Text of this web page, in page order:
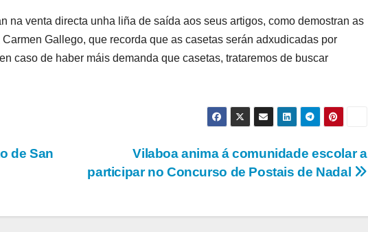
na venta directa unha liña de saída aos seus artigos, como demostran as
Gallego, que recorda que as casetas serán adxudicadas por
caso de haber máis demanda que casetas, trataremos de buscar
Vilaboa anima á comunidade escolar a
participar no Concurso de Postais de Nadal
de San